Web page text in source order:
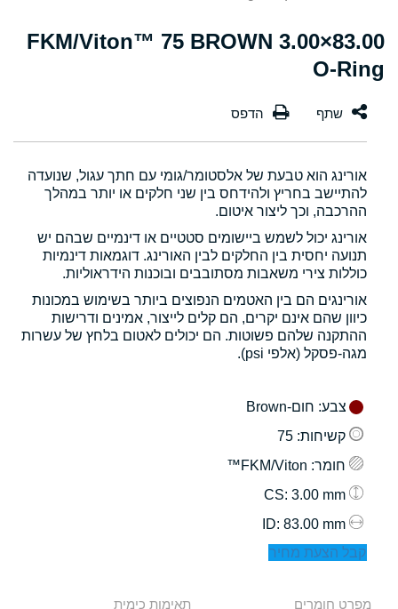
83.00×3.00 FKM/Viton™ 75 BROWN
O-Ring
אורינג הוא טבעת של אלסטומר/גומי עם חתך עגול, שנועדה
להתיישב בחריץ ולהידחס בין שני חלקים או יותר במהלך
ההרכבה, וכך ליצור איטום.
אורינג יכול לשמש ביישומים סטטיים או דינמיים שבהם יש
תנועה יחסית בין החלקים לבין האורינג. דוגמאות דינמיות
כוללות צירי משאבות מסתובבים ובוכנות הידראוליות.
אורינגים הם בין האטמים הנפוצים ביותר בשימוש במכונות
כיוון שהם אינם יקרים, הם קלים לייצור, אמינים ודרישות
ההתקנה שלהם פשוטות. הם יכולים לאטום בלחץ של עשרות
מגה-פסקל (אלפי psi).
צבע: חום-Brown
קשיחות: 75
חומר: FKM/Viton™
: 3.00 mm
: 83.00 mm
קבל הצעת מחיר
מפרט חומרים תאימות כימית